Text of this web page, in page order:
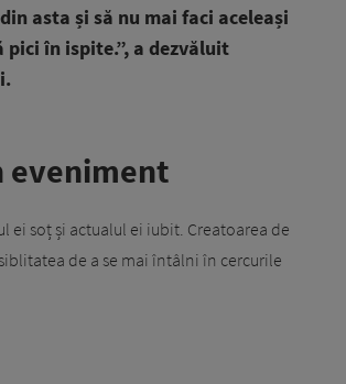
asta și să nu mai faci aceleași
în ispite.”, a dezvăluit
eveniment
ei soț și actualul ei iubit. Creatoarea de
de a se mai întâlni în cercurile